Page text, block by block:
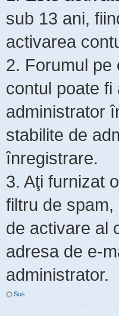
sub 13 ani,
activarea
2. Forumul pe
contul poate
administrator
stabilite de
înregistrare.
3. Aţi furnizat
filtru de
de activare al
adresa de e-
administrator.
Sus